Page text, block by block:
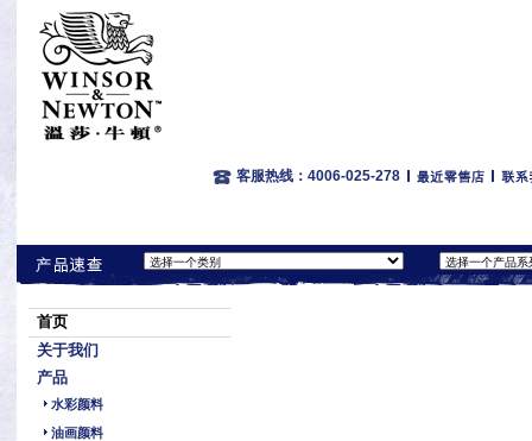
客服热线：4006-025-278
首页
关于我们
产品
水彩颜料
油画颜料